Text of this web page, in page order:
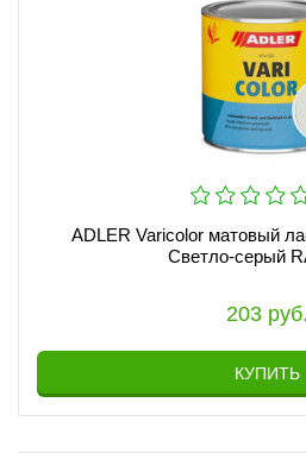
ADLER Varicolor матовый
Светло-серый
203 руб.
КУПИТЬ